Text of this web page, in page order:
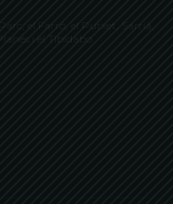
el Farró, el Putxet, Sarrià,
i el Tibidabo